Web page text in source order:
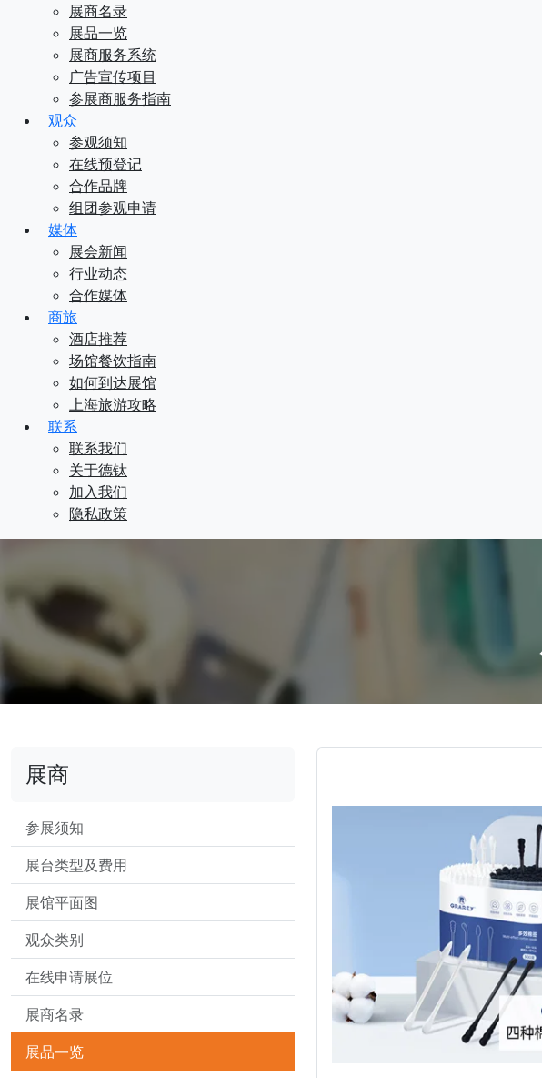
展商名录
展品一览
展商服务系统
广告宣传项目
参展商服务指南
观众
参观须知
在线预登记
合作品牌
组团参观申请
媒体
展会新闻
行业动态
合作媒体
商旅
酒店推荐
场馆餐饮指南
如何到达展馆
上海旅游攻略
联系
联系我们
关于德钛
加入我们
隐私政策
展商
参展须知
展台类型及费用
展馆平面图
观众类别
在线申请展位
展商名录
展品一览